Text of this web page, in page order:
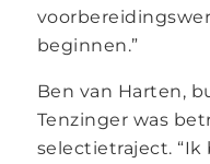
beginnen.”
Ben van Harten,
Tenzinger was
selectietraject.